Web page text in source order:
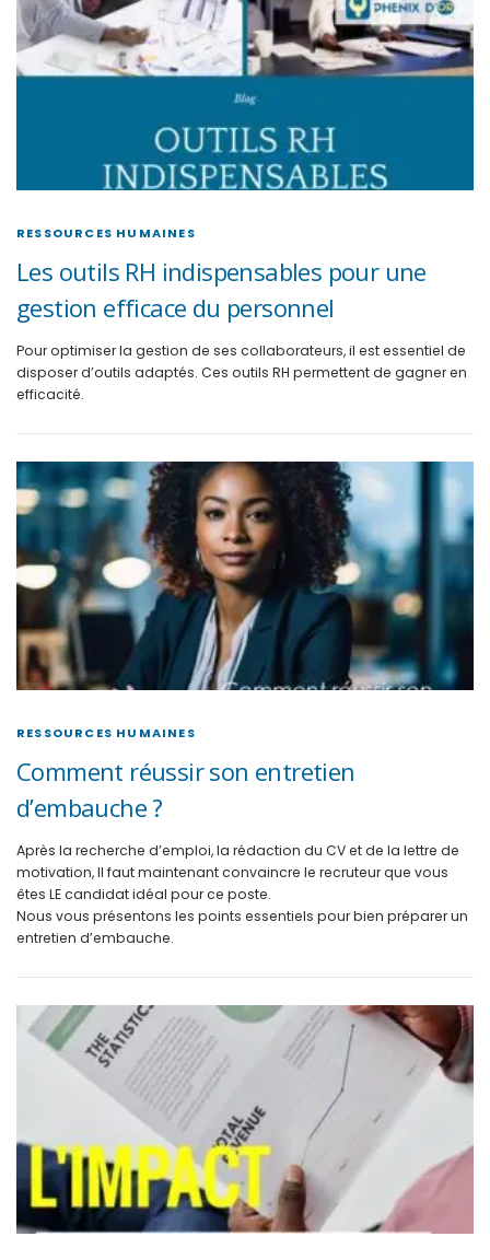
RESSOURCES HUMAINES
Les outils RH indispensables pour une
gestion efficace du personnel
Pour optimiser la gestion de ses collaborateurs, il est essentiel de
disposer d’outils adaptés. Ces outils RH permettent de gagner en
efficacité.
RESSOURCES HUMAINES
Comment réussir son entretien
d’embauche ?
Après la recherche d’emploi, la rédaction du CV et de la lettre de
motivation, Il faut maintenant convaincre le recruteur que vous
êtes LE candidat idéal pour ce poste.
Nous vous présentons les points essentiels pour bien préparer un
entretien d’embauche.